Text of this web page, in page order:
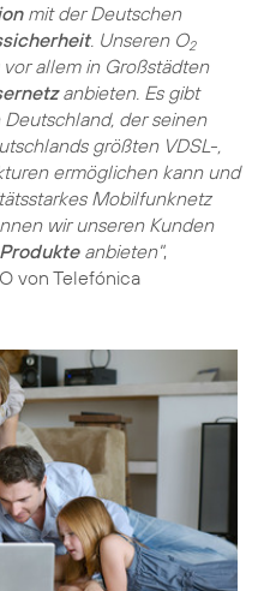
mit der Deutschen
. Unseren O2
allem in Großstädten
anbieten. Es gibt
der seinen
größten VDSL-,
ermöglichen kann und
Mobilfunknetz
wir unseren Kunden
anbieten",
von Telefónica